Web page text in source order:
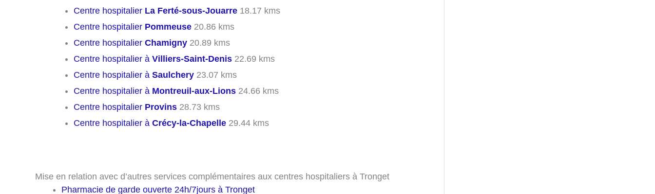
Centre hospitalier La Ferté-sous-Jouarre 18.17 kms
Centre hospitalier Pommeuse 20.86 kms
Centre hospitalier Chamigny 20.89 kms
Centre hospitalier à Villiers-Saint-Denis 22.69 kms
Centre hospitalier à Saulchery 23.07 kms
Centre hospitalier à Montreuil-aux-Lions 24.66 kms
Centre hospitalier Provins 28.73 kms
Centre hospitalier à Crécy-la-Chapelle 29.44 kms
Mise en relation avec d’autres services complémentaires aux centres hospitaliers à Tronget
Pharmacie de garde ouverte 24h/7jours à Tronget